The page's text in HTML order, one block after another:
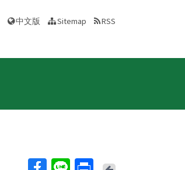
中文版 Sitemap RSS
Back